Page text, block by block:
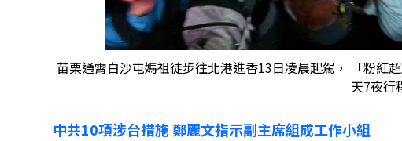
苗栗通霄白沙屯媽祖徒步往北港進香13日凌晨起駕， 「粉紅
天7夜行
中共10項涉台措施 鄭麗文指示副主席組成工作小組